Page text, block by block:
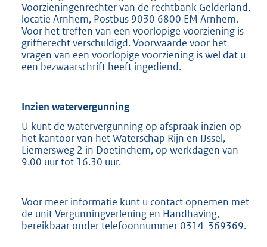
Voorzieningenrechter van de rechtbank Gelderland,
locatie Arnhem, Postbus 9030 6800 EM Arnhem.
Voor het treffen van een voorlopige voorziening is
griffierecht verschuldigd. Voorwaarde voor het
vragen van een voorlopige voorziening is wel dat u
een bezwaarschrift heeft ingediend.
Inzien watervergunning
U kunt de watervergunning op afspraak inzien op
het kantoor van het Waterschap Rijn en IJssel,
Liemersweg 2 in Doetinchem, op werkdagen van
9.00 uur tot 16.30 uur.
Voor meer informatie kunt u contact opnemen met
de unit Vergunningverlening en Handhaving,
bereikbaar onder telefoonnummer 0314-369369.